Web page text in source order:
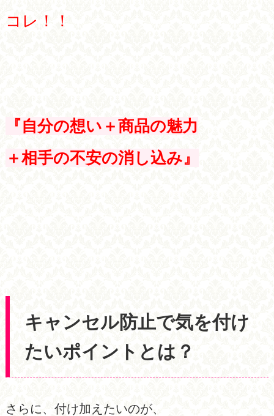
コレ！！
『自分の想い＋商品の魅力
＋相手の不安の消し込み』
キャンセル防止で気を付け
たいポイントとは？
さらに、付け加えたいのが、